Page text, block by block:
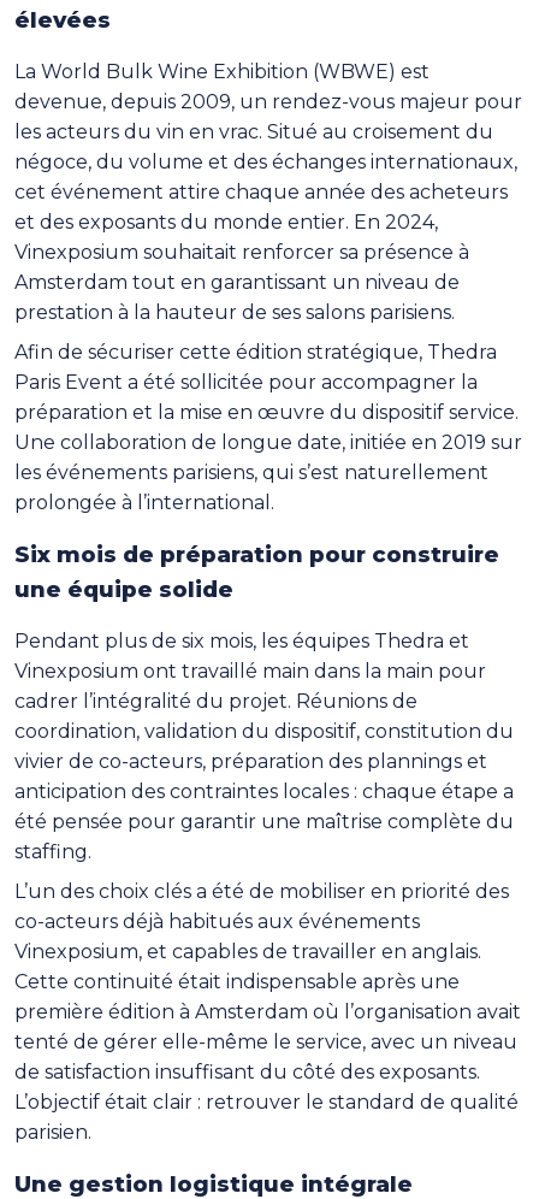
élevées
La World Bulk Wine Exhibition (WBWE) est
devenue, depuis 2009, un rendez-vous majeur pour
les acteurs du vin en vrac. Situé au croisement du
négoce, du volume et des échanges internationaux,
cet événement attire chaque année des acheteurs
et des exposants du monde entier. En 2024,
Vinexposium souhaitait renforcer sa présence à
Amsterdam tout en garantissant un niveau de
prestation à la hauteur de ses salons parisiens.
Afin de sécuriser cette édition stratégique, Thedra
Paris Event a été sollicitée pour accompagner la
préparation et la mise en œuvre du dispositif service.
Une collaboration de longue date, initiée en 2019 sur
les événements parisiens, qui s’est naturellement
prolongée à l’international.
Six mois de préparation pour construire
une équipe solide
Pendant plus de six mois, les équipes Thedra et
Vinexposium ont travaillé main dans la main pour
cadrer l’intégralité du projet. Réunions de
coordination, validation du dispositif, constitution du
vivier de co-acteurs, préparation des plannings et
anticipation des contraintes locales : chaque étape a
été pensée pour garantir une maîtrise complète du
staffing.
L’un des choix clés a été de mobiliser en priorité des
co-acteurs déjà habitués aux événements
Vinexposium, et capables de travailler en anglais.
Cette continuité était indispensable après une
première édition à Amsterdam où l’organisation avait
tenté de gérer elle-même le service, avec un niveau
de satisfaction insuffisant du côté des exposants.
L’objectif était clair : retrouver le standard de qualité
parisien.
Une gestion logistique intégrale